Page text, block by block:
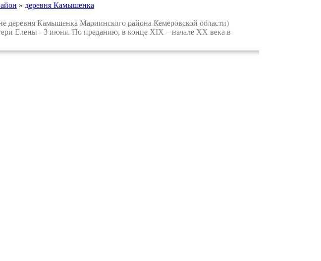
» деревня Камышенка
Камышенка Мариинского района Кемеровской области)
Елены - 3 июня. По преданию, в конце XIX – начале XX века в